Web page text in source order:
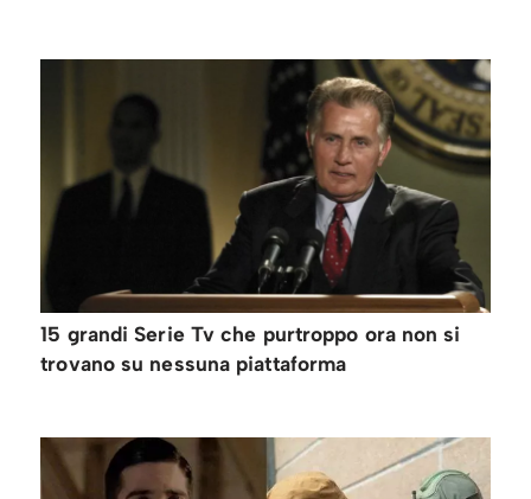
15 grandi Serie Tv che purtroppo ora non si
trovano su nessuna piattaforma